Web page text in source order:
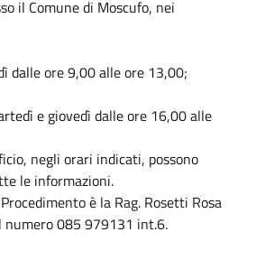
il Comune di Moscufo, nei
dalle ore 9,00 alle ore 13,00;
e giovedì dalle ore 16,00 alle
negli orari indicati, possono
le informazioni.
è la Rag. Rosetti Rosa
085 979131 int.6.